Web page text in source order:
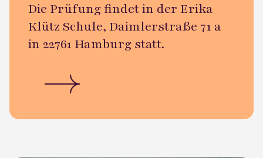
Die Prüfung findet in der Erika
Klütz Schule, Daimlerstraße 71 a
in 22761 Hamburg statt.